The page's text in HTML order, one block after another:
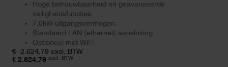
Hoge betrouwbaarheid en geavanceerde
veiligheidsfuncties
7.0kW uitgangsvermogen
Standaard LAN (ethernet) aansluiting
Optioneel met WiFi
€ 2.624,79 excl. BTW
€ 2.624,79 excl. BTW